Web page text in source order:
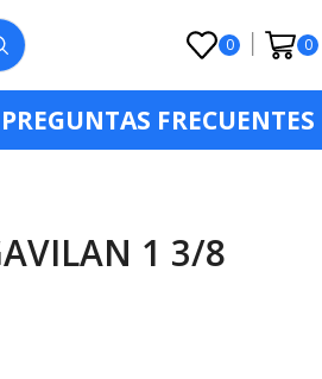
0 0
PREGUNTAS FRECUENTES
1 3/8